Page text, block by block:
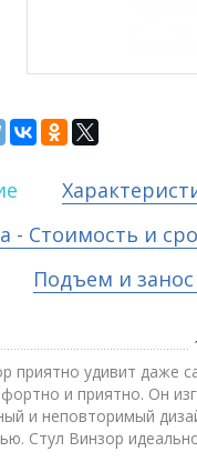
- Стоимость и
Подъем и
приятно удивит даже
и приятно. Он
и неповторимый
Стул Винзор